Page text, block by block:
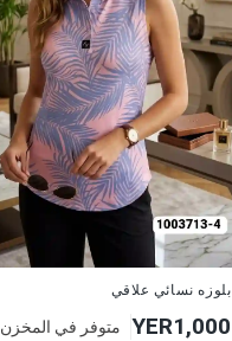
بلوزه نسائي علاقي
YER1,000 متوفر في المخزن